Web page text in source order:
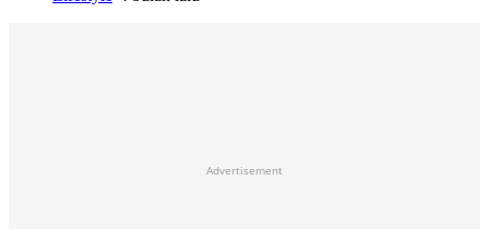
Advertisement